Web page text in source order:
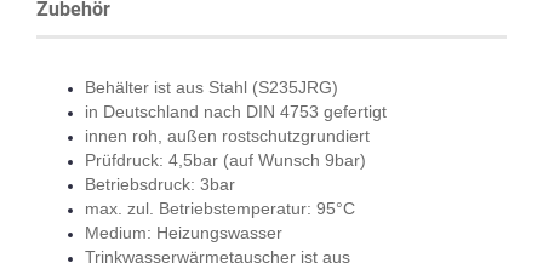
Zubehör
Behälter ist aus Stahl (S235JRG)
in Deutschland nach DIN 4753 gefertigt
innen roh, außen rostschutzgrundiert
Prüfdruck: 4,5bar (auf Wunsch 9bar)
Betriebsdruck: 3bar
max. zul. Betriebstemperatur: 95°C
Medium: Heizungswasser
Trinkwasserwärmetauscher ist aus